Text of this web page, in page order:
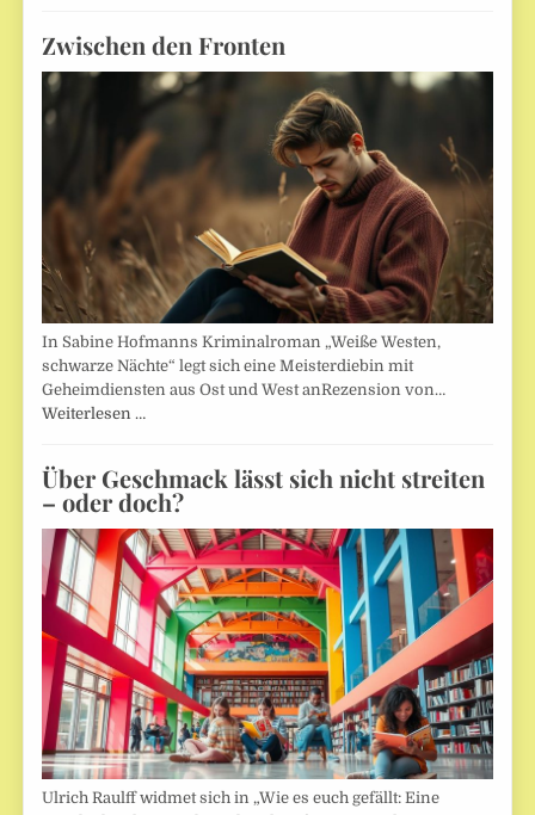
Zwischen den Fronten
In Sabine Hofmanns Kriminalroman „Weiße Westen,
schwarze Nächte“ legt sich eine Meisterdiebin mit
Geheimdiensten aus Ost und West anRezension von…
Weiterlesen …
Über Geschmack lässt sich nicht streiten
– oder doch?
Ulrich Raulff widmet sich in „Wie es euch gefällt: Eine